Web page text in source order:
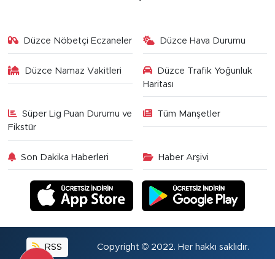
Düzce Nöbetçi Eczaneler Düzce Hava Durumu
Düzce Namaz Vakitleri
Düzce Trafik Yoğunluk
Haritası
Süper Lig Puan Durumu ve
Fikstür
Tüm Manşetler
Son Dakika Haberleri Haber Arşivi
RSS Copyright © 2022. Her hakkı saklıdır.